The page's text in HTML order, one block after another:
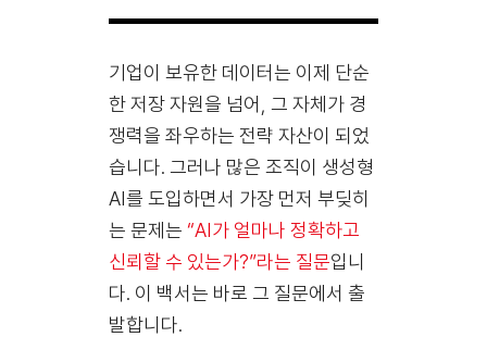
기업이 보유한 데이터는 이제 단순
한 저장 자원을 넘어, 그 자체가 경
쟁력을 좌우하는 전략 자산이 되었
습니다. 그러나 많은 조직이 생성형
AI를 도입하면서 가장 먼저 부딪히
는 문제는 “AI가 얼마나 정확하고
신뢰할 수 있는가?”라는 질문입니
다. 이 백서는 바로 그 질문에서 출
발합니다.